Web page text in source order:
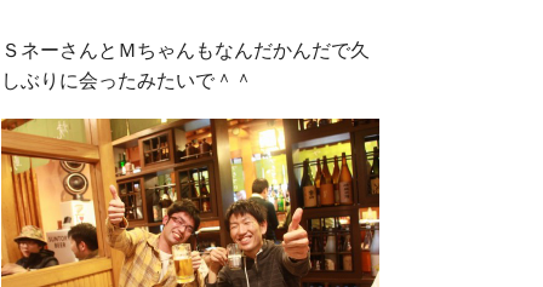
ＳネーさんとＭちゃんもなんだかんだで久
しぶりに会ったみたいで＾＾